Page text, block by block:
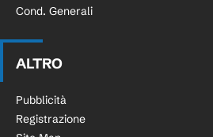
Cond. Generali
ALTRO
Pubblicità
Registrazione